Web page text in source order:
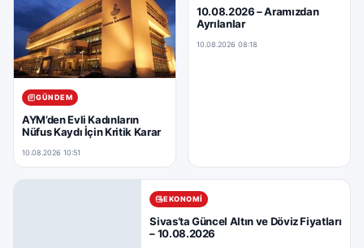
GÜNDEM
AYM’den Evli Kadınların
Nüfus Kaydı İçin Kritik Karar
10.08.2026 10:51
10.08.2026 – Aramızdan
Ayrılanlar
10.08.2026 08:18
EKONOMI
Sivas’ta Güncel Altın ve Döviz Fiyatları
– 10.08.2026